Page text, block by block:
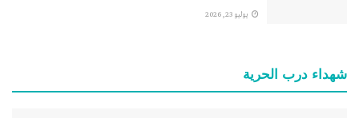
يوليو 23, 2026
شهداء درب الحرية